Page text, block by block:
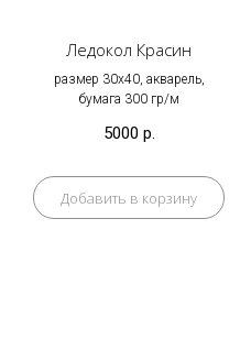
Ледокол Красин
размер 30х40, акварель,
бумага 300 гр/м
5000 р.
Добавить в корзину